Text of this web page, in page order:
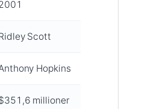
Scott
Hopkins
millioner